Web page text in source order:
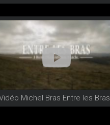
Michel Bras Entre les Bras